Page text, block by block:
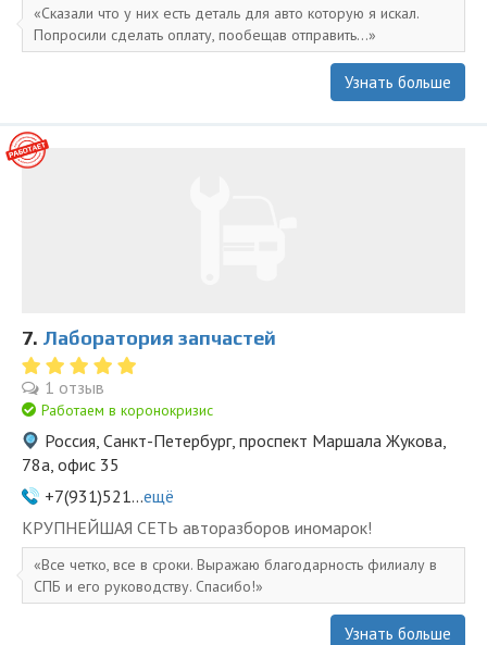
Сказали что у них есть деталь для авто которую я искал.
Попросили сделать оплату, пообещав отправить...
Узнать больше
7. Лаборатория запчастей
1 отзыв
Работаем в коронокризис
Россия, Санкт-Петербург, проспект Маршала Жукова,
78а, офис 35
+7(931)521...ещё
KPУПНЕЙШAЯ СЕTЬ aвторазбopов иномapoк!
Все четко, все в сроки. Выражаю благодарность филиалу в
СПБ и его руководству. Спасибо!
Узнать больше